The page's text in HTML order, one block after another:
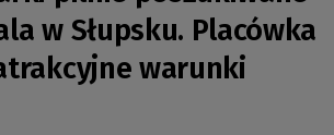
w Słupsku. Placówka
warunki